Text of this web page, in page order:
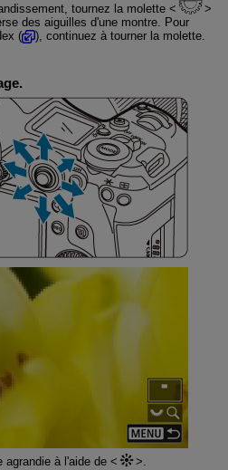
tournez la molette
des aiguilles d'une montre. Pour
(
), continuez à tourner la molette.
agrandie à l'aide de